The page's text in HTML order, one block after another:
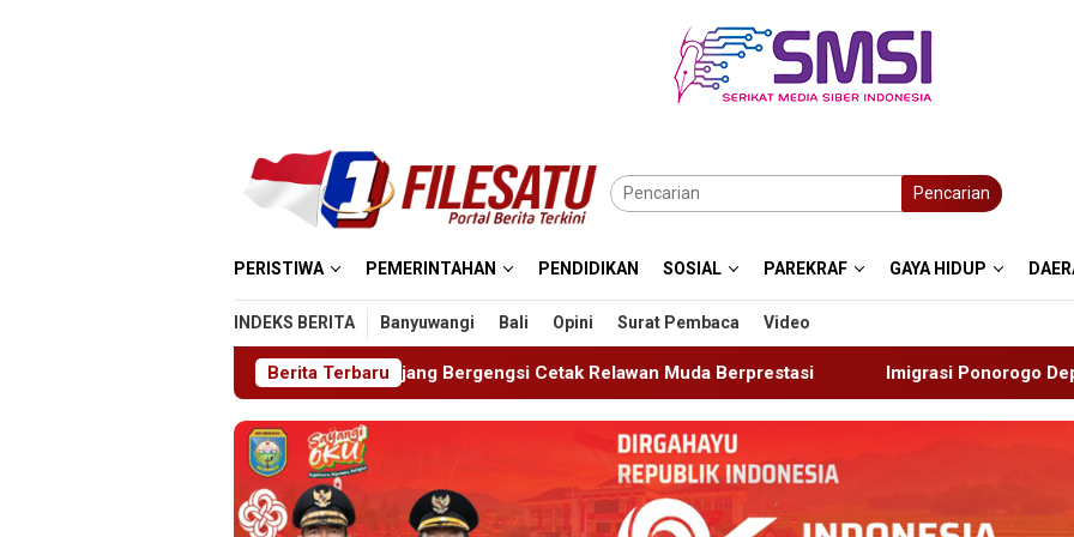
Pencarian
PERISTIWA PEMERINTAHAN PENDIDIKAN SOSIAL PAREKRAF GAYA HIDUP
INDEKS BERITA Banyuwangi Bali Opini Surat Pembaca Video
Berita Terbaru
2026, Ajang Bergengsi Cetak Relawan Muda Berprestasi Imigrasi Ponorogo Deportasi Satu WN Tiongkok